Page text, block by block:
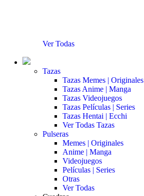
Ver Todas
Tazas
Tazas Memes | Originales
Tazas Anime | Manga
Tazas Videojuegos
Tazas Películas | Series
Tazas Hentai | Ecchi
Ver Todas Tazas
Pulseras
Memes | Originales
Anime | Manga
Videojuegos
Películas | Series
Otras
Ver Todas